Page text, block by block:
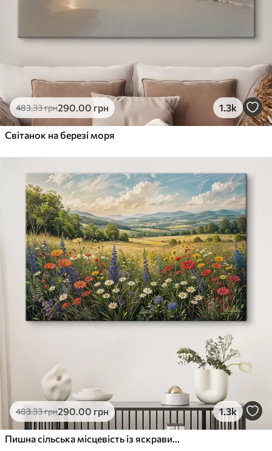
483.33грн290.00 грн 1.3k
Світанок на березі моря
483.33грн290.00 грн 1.3k
Пишна сільська місцевість із яскравим лугом диких квітів, наповненим різнокольоровими квітами під хмарним небом